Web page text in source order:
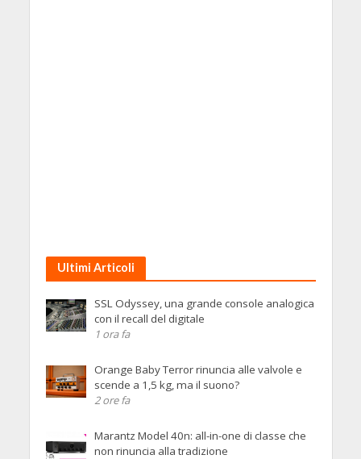
Ultimi Articoli
SSL Odyssey, una grande console analogica
con il recall del digitale
1 ora fa
Orange Baby Terror rinuncia alle valvole e
scende a 1,5 kg, ma il suono?
2 ore fa
Marantz Model 40n: all-in-one di classe che
non rinuncia alla tradizione